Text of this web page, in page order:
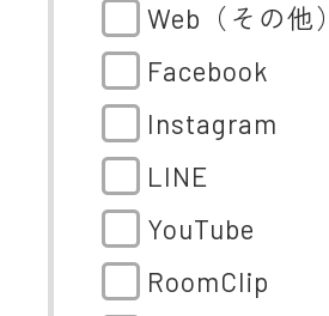
Web（その他）
Facebook
Instagram
LINE
YouTube
RoomClip